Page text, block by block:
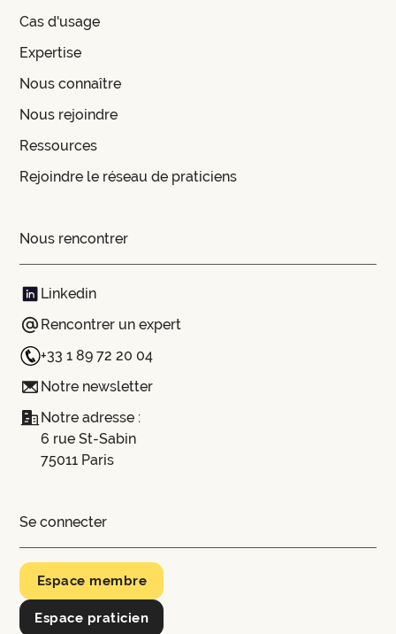
Cas d'usage
Expertise
Nous connaître
Nous rejoindre
Ressources
Rejoindre le réseau de praticiens
Nous rencontrer
Linkedin
Rencontrer un expert
+33 1 89 72 20 04
Notre newsletter
Notre adresse :
6 rue St-Sabin
75011 Paris
Se connecter
Espace membre
Espace praticien